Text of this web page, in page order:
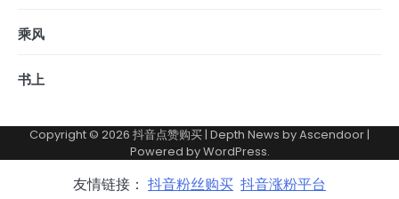
乘风
书上
Copyright © 2026 抖音点赞购买 | Depth News byAscendoor |
Powered byWordPress.
友情链接： 抖音粉丝购买 抖音涨粉平台